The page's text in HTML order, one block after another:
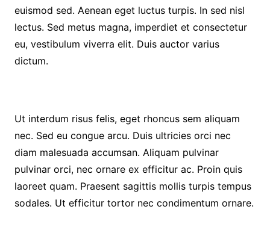
euismod sed. Aenean eget luctus turpis. In sed nisl
lectus. Sed metus magna, imperdiet et consectetur
eu, vestibulum viverra elit. Duis auctor varius
dictum.
Ut interdum risus felis, eget rhoncus sem aliquam
nec. Sed eu congue arcu. Duis ultricies orci nec
diam malesuada accumsan. Aliquam pulvinar
pulvinar orci, nec ornare ex efficitur ac. Proin quis
laoreet quam. Praesent sagittis mollis turpis tempus
sodales. Ut efficitur tortor nec condimentum ornare.